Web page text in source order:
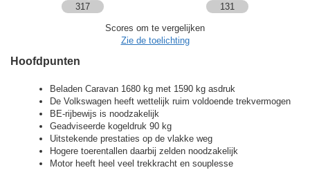
317
131
Scores om te vergelijken
Zie de toelichting
Hoofdpunten
Beladen Caravan 1680 kg met 1590 kg asdruk
De Volkswagen heeft wettelijk ruim voldoende trekvermogen
BE-rijbewijs is noodzakelijk
Geadviseerde kogeldruk 90 kg
Uitstekende prestaties op de vlakke weg
Hogere toerentallen daarbij zelden noodzakelijk
Motor heeft heel veel trekkracht en souplesse